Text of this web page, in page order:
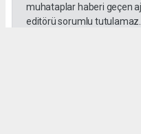
muhataplar haberi geçen
editörü sorumlu tutulamaz...